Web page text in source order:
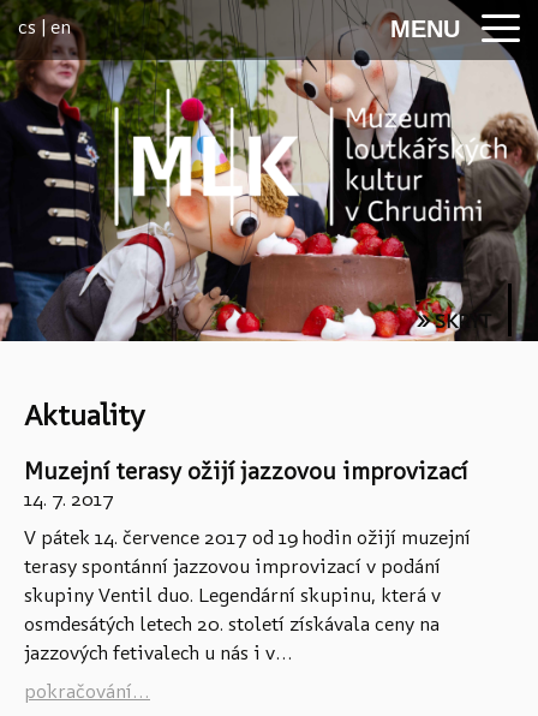
MENU
Přeskočit na menu
cs | en
» SKRÝT
Aktuality
Muzejní terasy ožijí jazzovou improvizací
14. 7. 2017
V pátek 14. července 2017 od 19 hodin ožijí muzejní
terasy spontánní jazzovou improvizací v podání
skupiny Ventil duo. Legendární skupinu, která v
osmdesátých letech 20. století získávala ceny na
jazzových fetivalech u nás i v...
pokračování...
S
t
r
á
n
k
y